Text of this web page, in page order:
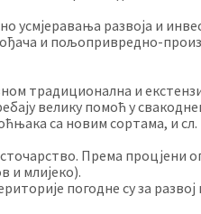
усмјеравања развоја и
и пољопривредно-
традиционална и
велику помоћ у
са новим сортама, и сл.
Према процјени
и млијеко).
погодне су за